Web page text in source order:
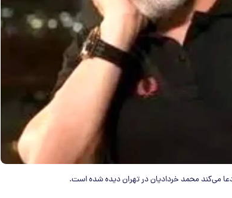
می‌کند محمد خردادیان در تهران دیده شده است.